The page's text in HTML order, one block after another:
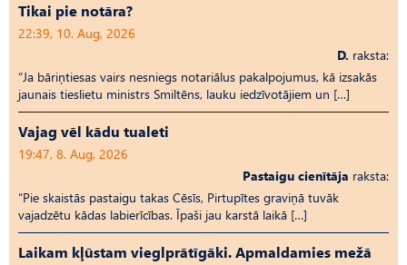
Tikai pie notāra?
22:39, 10. Aug, 2026
D. raksta:
“Ja bāriņtiesas vairs nesniegs notariālus pakalpojumus, kā izsakās
jaunais tieslietu ministrs Smiltēns, lauku iedzīvotājiem un […]
Vajag vēl kādu tualeti
19:47, 8. Aug, 2026
Pastaigu cienītāja raksta:
“Pie skaistās pastaigu takas Cēsīs, Pirtupītes graviņā tuvāk
vajadzētu kādas labierīcības. Īpaši jau karstā laikā […]
Laikam kļūstam vieglprātīgāki. Apmaldamies mežā